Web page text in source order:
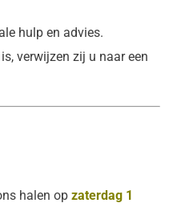
hulp en advies.
verwijzen zij u naar een
halen op zaterdag 1